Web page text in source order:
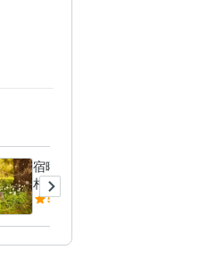
宿曜占星術、気学でお二人の
相性、将来を鑑定します 恋
愛中の方との相性、いま現在
5.0